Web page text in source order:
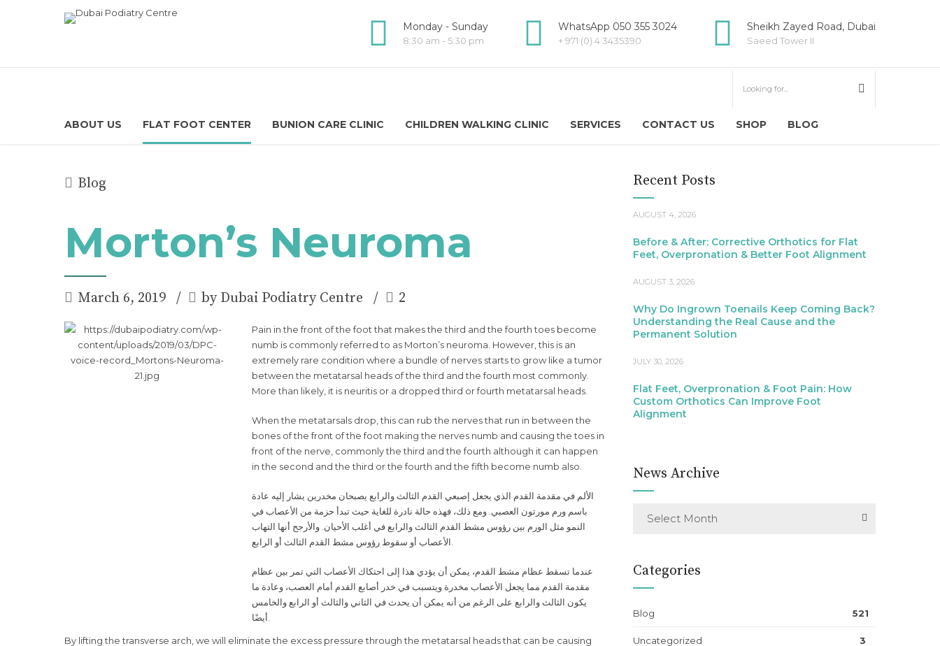
Monday - Sunday
8:30 am - 5:30 pm
WhatsApp 050 355 3024
+ 971 (0) 4 3435390
Sheikh Zayed Road, Dubai
Saeed Tower II
ABOUT US FLAT FOOT CENTER BUNION CARE CLINIC CHILDREN WALKING CLINIC SERVICES CONTACT US SHOP BLOG
Blog
Morton’s Neuroma
March 6, 2019 by Dubai Podiatry Centre 2
Pain in the front of the foot that makes the third and the fourth toes become
numb is commonly referred to as Morton’s neuroma. However, this is an
extremely rare condition where a bundle of nerves starts to grow like a tumor
between the metatarsal heads of the third and the fourth most commonly.
More than likely, it is neuritis or a dropped third or fourth metatarsal heads.
When the metatarsals drop, this can rub the nerves that run in between the
bones of the front of the foot making the nerves numb and causing the toes in
front of the nerve, commonly the third and the fourth although it can happen
in the second and the third or the fourth and the fifth become numb also.
الألم في مقدمة القدم الذي يجعل إصبعي القدم الثالث والرابع يصبحان مخدرين يشار إليه عادة
باسم ورم مورتون العصبي. ومع ذلك، فهذه حالة نادرة للغاية حيث تبدأ حزمة من الأعصاب في
النمو مثل الورم بين رؤوس مشط القدم الثالث والرابع في أغلب الأحيان. والأرجح أنها التهاب
الأعصاب أو سقوط رؤوس مشط القدم الثالث أو الرابع
عندما تسقط عظام مشط القدم، يمكن أن يؤدي هذا إلى احتكاك الأعصاب التي تمر بين عظام
مقدمة القدم مما يجعل الأعصاب مخدرة ويتسبب في خدر أصابع القدم أمام العصب، وعادة ما
يكون الثالث والرابع على الرغم من أنه يمكن أن يحدث في الثاني والثالث أو الرابع والخامس
أيضًا
By lifting the transverse arch, we will eliminate the excess pressure through the metatarsal heads that can be causing
Recent Posts
AUGUST 4, 2026
Before & After: Corrective Orthotics for Flat
Feet, Overpronation & Better Foot Alignment
AUGUST 3, 2026
Why Do Ingrown Toenails Keep Coming Back?
Understanding the Real Cause and the
Permanent Solution
JULY 30, 2026
Flat Feet, Overpronation & Foot Pain: How
Custom Orthotics Can Improve Foot
Alignment
News Archive
Select Month
Categories
Blog 521
Uncategorized 3